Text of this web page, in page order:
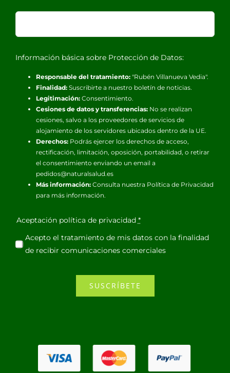
Información básica sobre Protección de Datos:
Responsable del tratamiento:"Rubén Villanueva Vedia".
Finalidad:Suscribirte a nuestro boletín de noticias.
Legitimación:Consentimiento.
Cesiones de datos y transferencias:No se realizan
cesiones, salvo a los proveedores de servicios de
alojamiento de los servidores ubicados dentro de la UE.
Derechos:Podrás ejercer los derechos de acceso,
rectificación, limitación, oposición, portabilidad, o retirar
el consentimiento enviando un email a
pedidos@naturalsalud.es
Más información:Consulta nuestra Política de Privacidad
para más información.
Aceptación política de privacidad *
Acepto el tratamiento de mis datos con la finalidad
de recibir comunicaciones comerciales
SUSCRÍBETE